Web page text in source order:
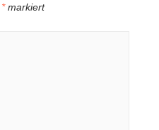
*markiert